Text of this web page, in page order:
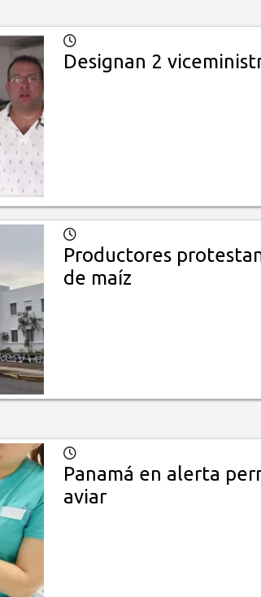
Designan 2
Productores
de maíz
Panamá en alerta
aviar